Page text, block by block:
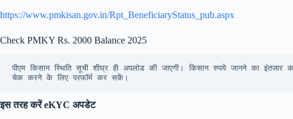
https://www.pmkisan.gov.in/Rpt_BeneficiaryStatus_pub.aspx
Check PMKY Rs. 2000 Balance 2025
पीएम किसान स्थिति सूची शीघ्र ही अपलोड की जाएगी। किसान रुपये जानने का
चेक करने के लिए परफॉर्म कर सकें।
इस तरह करें eKYC अपडेट